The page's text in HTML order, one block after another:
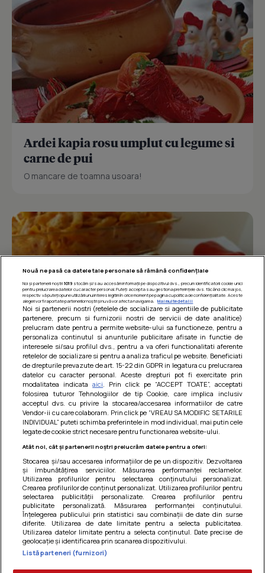
Ardei kapia rosu umplut cu legume si
carne de pui
O mancare de toamna usoara!
Paste integrale cu carne de pui in sos
de rosii
O mancare usoara, satioasa si gustoasa! Retete
dietetice
Termeni si conditii |
Nouă ne pasă ca datele tale personale să rămână confidențiale
Noi și partenerii noștri 1019stocăm și/sau accesăm informații pe dispozitivul dvs., precum identificatorii cookie unici
pentru prelucrarea datelor cu caracter personal. Puteți accepta sau gestiona preferințele dvs. făcând clic mai jos,
respectiv vă puteți opune utilizării unui interes legitim în orice moment pe pagina cu politica de confidențialitate. Aceste
alegeri vor fi raportate partenerilor noștri și nu vă vor afecta navigarea.
Mai multe detalii
Noi si partenerii nostri (retelele de socializare si agentiile de publicitate
partenere, precum si furnizorii nostri de servicii de date analitice)
prelucram date pentru a permite website-ului sa functioneze, pentru a
personaliza continutul si anunturile publicitare afisate in functie de
interesele si/sau profilul dvs., pentru a va oferi functionalitati aferente
retelelor de socializare si pentru a analiza traficul pe website. Beneficiati
de drepturile prevazute de art. 15-22 din GDPR in legatura cu prelucrarea
datelor cu caracter personal. Aceste drepturi pot fi exercitate prin
modalitatea indicataaici . Prin click pe “ACCEPT TOATE”, acceptati
folosirea tuturor Tehnologiilor de tip Cookie, care implica inclusiv
acceptul dvs. cu privire la stocarea/accesarea informatiilor de catre
Vendor-ii cu care colaboram. Prin click pe “VREAU SA MODIFIC SETARILE
INDIVIDUAL” puteti schimba preferintele in mod individual, mai putin cele
legate de cookie strict necesare pentru functionarea website-ului.
Atât noi, cât și partenerii noștri prelucrăm datele pentru a oferi:
Stocarea și/sau accesarea informațiilor de pe un dispozitiv. Dezvoltarea
și îmbunătățirea serviciilor. Măsurarea performanței reclamelor.
Utilizarea profilurilor pentru selectarea conținutului personalizat.
Crearea profilurilor de conținut personalizat. Utilizarea profilurilor pentru
selectarea publicității personalizate. Crearea profilurilor pentru
publicitate personalizată. Măsurarea performanței conținutului.
Înțelegerea publicului prin statistici sau combinații de date din surse
diferite. Utilizarea de date limitate pentru a selecta publicitatea.
Utilizarea datelor limitate pentru a selecta conținutul. Date precise de
geolocație și identificarea prin scanarea dispozitivului.
Listă parteneri (furnizori)